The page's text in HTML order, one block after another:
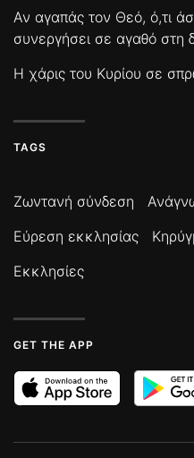
Αν αγαπάς τον Θεό, ό,τι
συνεργήσει σε αγαθό στη
Η χάρις του Κυρίου σε
TAGS
Ζωντανή σύνδεση
Εύρεση εκκλησίας
Εκκλησίες
GET THE APP